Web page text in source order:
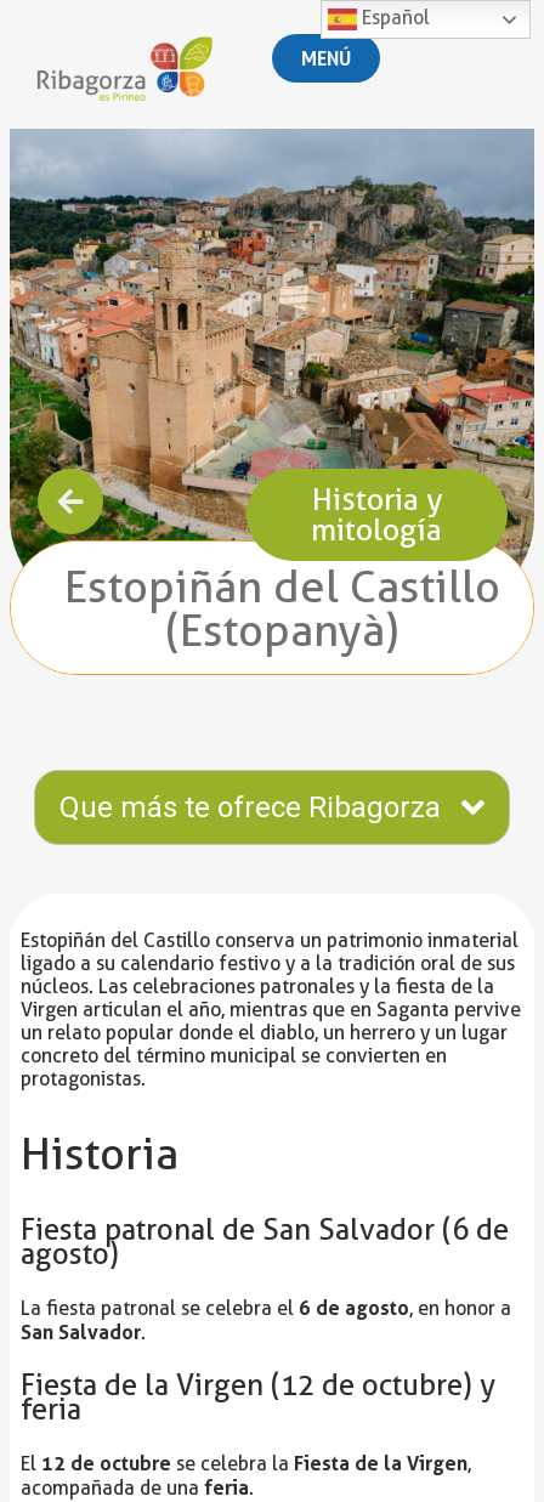
MENÚ
Estopiñán del Castillo
(Estopanyà)
Historia y
mitología
Que más te ofrece Ribagorza
Estopiñán del Castillo conserva un patrimonio inmaterial
ligado a su calendario festivo y a la tradición oral de sus
núcleos. Las celebraciones patronales y la fiesta de la
Virgen articulan el año, mientras que en Saganta pervive
un relato popular donde el diablo, un herrero y un lugar
concreto del término municipal se convierten en
protagonistas.
Historia
Fiesta patronal de San Salvador (6 de
agosto)
La fiesta patronal se celebra el 6 de agosto, en honor a
San Salvador.
Fiesta de la Virgen (12 de octubre) y
feria
El 12 de octubre se celebra la Fiesta de la Virgen,
acompañada de una feria.
Español